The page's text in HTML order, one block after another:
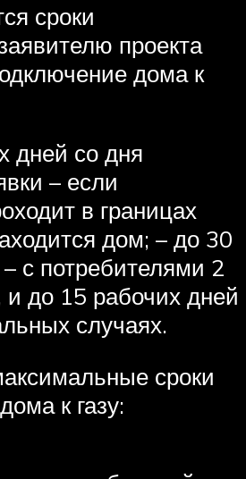
сроки
проекта
дома к
дней со дня
– если
в границах
дом; – до 30
с потребителями 2
и до 15 рабочих дней
случаях.
сроки
к газу: